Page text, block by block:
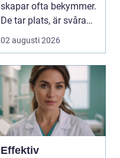
skapar ofta bekymmer.
De tar plats, är svåra
att klippa runt,...
02 augusti 2026
Effektiv